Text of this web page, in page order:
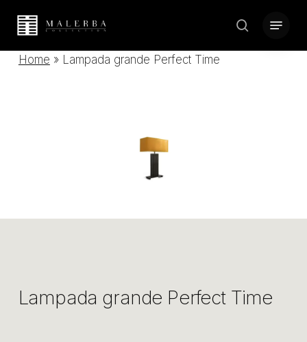
content
search
Home » Lampada grande Perfect Time
Lampada grande Perfect Time